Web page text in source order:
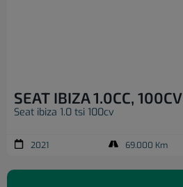
SEAT IBIZA 1.0CC, 100CV
Seat ibiza 1.0 tsi 100cv
2021 69.000 Km